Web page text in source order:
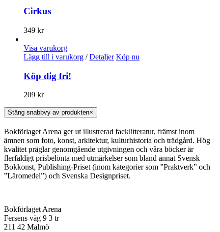
Cirkus
349 kr
Visa varukorg
Lägg till i varukorg / Detaljer Köp nu
Köp dig fri!
209 kr
Stäng snabbvy av produkten×
Bokförlaget Arena ger ut illustrerad facklitteratur, främst inom
ämnen som foto, konst, arkitektur, kulturhistoria och trädgård. Hög
kvalitet präglar genomgående utgivningen och våra böcker är
flerfaldigt prisbelönta med utmärkelser som bland annat Svensk
Bokkonst, Publishing-Priset (inom kategorier som ”Praktverk” och
”Läromedel”) och Svenska Designpriset.
Bokförlaget Arena
Fersens väg 9 3 tr
211 42 Malmö